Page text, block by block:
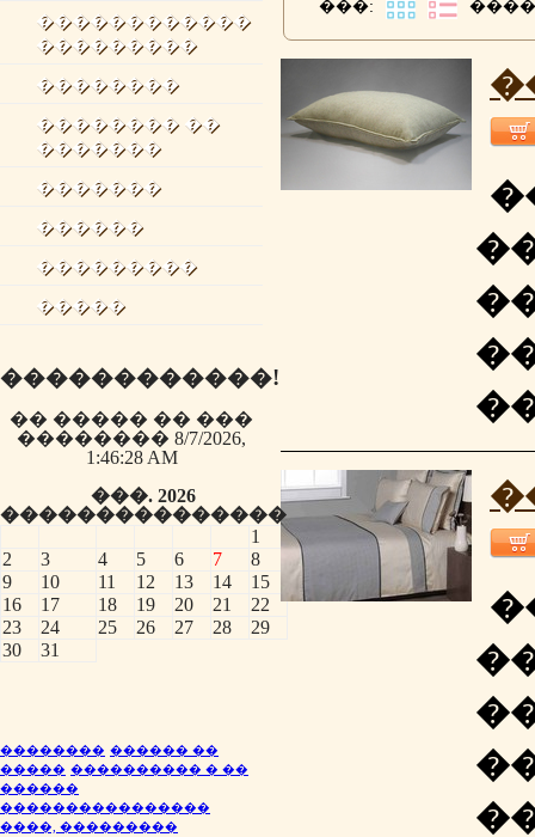
���:
������������
���������
��������
�������� ��
�������
�������
������
���������
�����
������������!
�� ����� �� ���
�������� 8/7/2026,
1:46:28 AM
���. 2026
���������������
1
2
3 4 5 6 7
8
9
10 11 12 13 14
15
16
17 18 19 20 21
22
23
24 25 26 27 28
29
30
31
�������� ������ ��
����� ���������� � ��
������
����������������
����, ���������